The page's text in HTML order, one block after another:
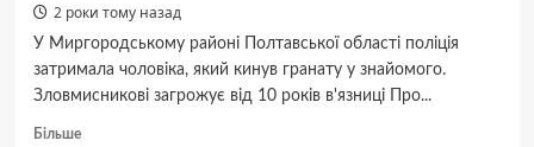
2 роки тому назад
У Миргородському районі Полтавської області поліція
затримала чоловіка, який кинув гранату у знайомого.
Зловмисникові загрожує від 10 років в'язниці Про...
БільшеДокладніше